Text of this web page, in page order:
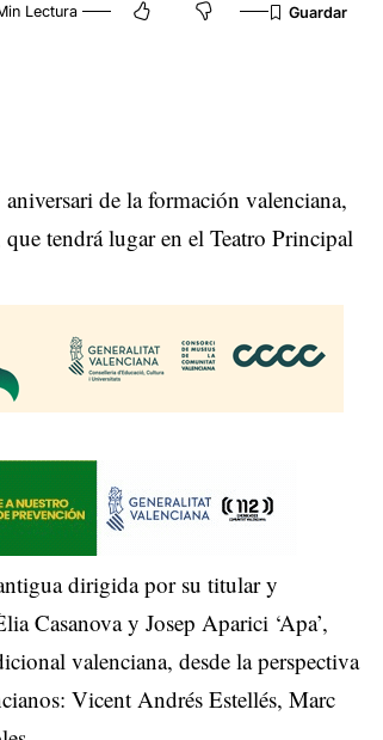
Lectura
de la formación valenciana,
tendrá lugar en el Teatro Principal
dirigida por su titular y
Casanova y Josep Aparici ‘Apa’,
valenciana, desde la perspectiva
Vicent Andrés Estellés, Marc